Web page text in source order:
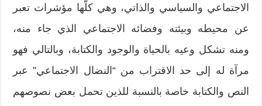
الاجتماعي والسياسي والذاتي، وهي كلّها مؤشرات تعبر
عن محيطه وبيئته وفضائه الاجتماعي الذي جاء منه،
ومنه تشكل وعيه بالحياة والوجود والكتابة، وبالتالي فهو
مرآة له إلى حد الاقتراب من “النضال الاجتماعي” عبر
النص والكتابة خاصة بالنسبة للذين تحمل بعض نصوصهم